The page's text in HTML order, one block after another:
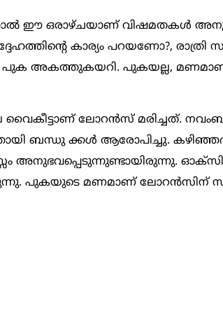
ഈ ഒരാഴ്ചയാണ് വിഷമതകള്‍ അനുഭ
കാര്യം പറയണോ?,
ട്ടും പുക അകത്തുകയറി. പുകയല്ല,
ലോറന്‍സ് മരിച്ചത്.
ബന്ധു ക്കള്‍ ആരോപിച്ചു.
അനുഭവപ്പെടുന്നുണ്ടായിരുന്നു.
പുകയുടെ മണമാണ് ലോറന്‍സിന്